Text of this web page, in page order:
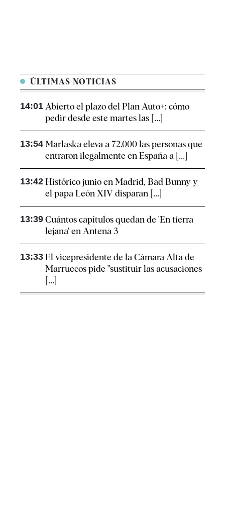
ÚLTIMAS NOTICIAS
14:01 Abierto el plazo del Plan Auto+: cómo
pedir desde este martes las [...]
13:54 Marlaska eleva a 72.000 las personas que
entraron ilegalmente en España a [...]
13:42 Histórico junio en Madrid, Bad Bunny y
el papa León XIV disparan [...]
13:39 Cuántos capítulos quedan de 'En tierra
lejana' en Antena 3
13:33 El vicepresidente de la Cámara Alta de
Marruecos pide "sustituir las acusaciones
[...]